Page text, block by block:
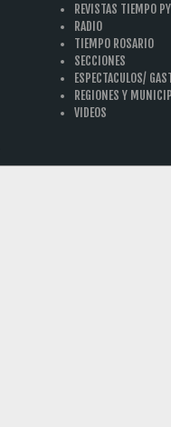
REVISTAS TIEMPO
RADIO
TIEMPO ROSARIO
SECCIONES
ESPECTACULOS/
REGIONES Y
VIDEOS